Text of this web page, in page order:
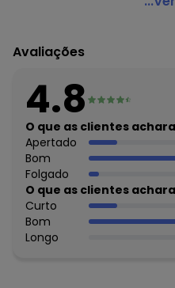
Código do produto: 6073658
Decote frente: U
Composição: Peça total 6%
Histórico de preços
O preço apresentado
algum dia do mês, para o
agosto/2026
julho/2026
junho/2026
maio/2026
abril/2026
Avaliações
4.8
O que as clientes
Apertado
Bom
Folgado
O que as clientes
Curto
Bom
Longo